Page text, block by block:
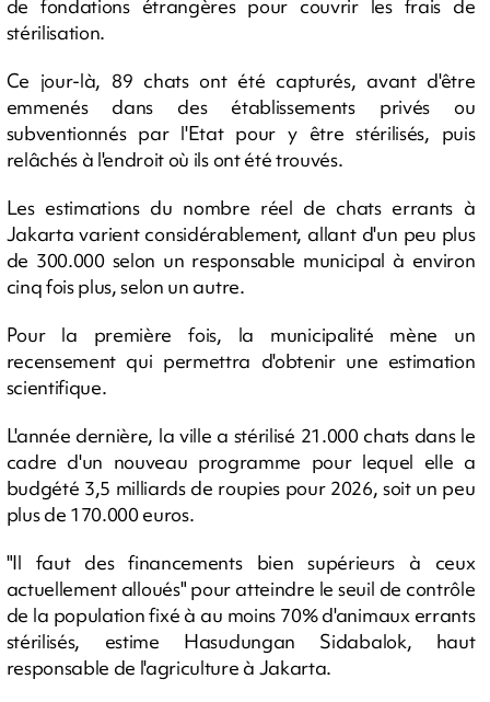
de fondations étrangères pour couvrir les frais de
stérilisation.
Ce jour-là, 89 chats ont été capturés, avant d'être
emmenés dans des établissements privés ou
subventionnés par l'Etat pour y être stérilisés, puis
relâchés à l'endroit où ils ont été trouvés.
Les estimations du nombre réel de chats errants à
Jakarta varient considérablement, allant d'un peu plus
de 300.000 selon un responsable municipal à environ
cinq fois plus, selon un autre.
Pour la première fois, la municipalité mène un
recensement qui permettra d'obtenir une estimation
scientifique.
L'année dernière, la ville a stérilisé 21.000 chats dans le
cadre d'un nouveau programme pour lequel elle a
budgété 3,5 milliards de roupies pour 2026, soit un peu
plus de 170.000 euros.
"Il faut des financements bien supérieurs à ceux
actuellement alloués" pour atteindre le seuil de contrôle
de la population fixé à au moins 70% d'animaux errants
stérilisés, estime Hasudungan Sidabalok, haut
responsable de l'agriculture à Jakarta.